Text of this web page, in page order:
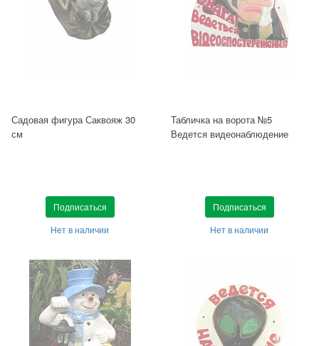
Садовая фигура Саквояж 30
см
Подписаться
Нет в наличии
Табличка на ворота №5
Ведется видеонаблюдение
Подписаться
Нет в наличии